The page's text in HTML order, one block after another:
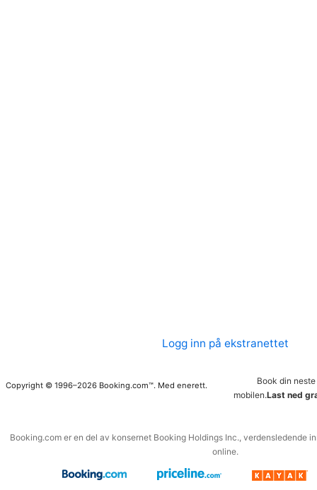
Logg inn på ekstranettet
Copyright © 1996–2026 Booking.com™. Med enerett.
Book din
mobilen.Last ned
Booking.com er en del av konsernet Booking Holdings Inc., verdensledende
online.